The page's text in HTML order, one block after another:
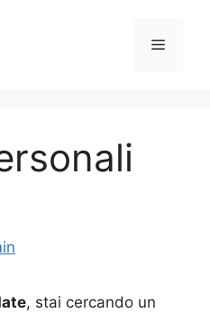
Menu
, stai cercando un